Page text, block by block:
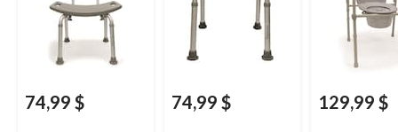
21 po) de hauteur
74,99 $
50 cm (14 à 20 po)
74,99 $ 129,99 $